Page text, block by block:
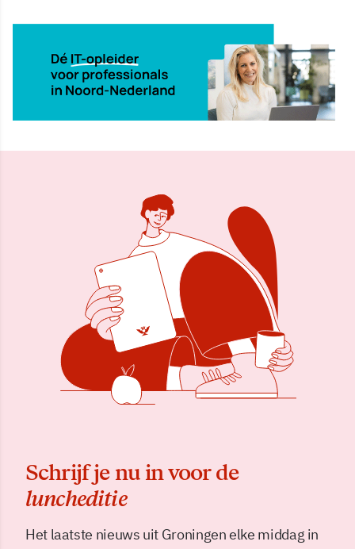
10 mei 2002, 00:00
Schrijf je nu in voor de
luncheditie
Het laatste nieuws uit Groningen elke middag in